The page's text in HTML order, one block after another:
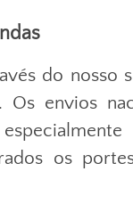
do nosso
Os envios
os